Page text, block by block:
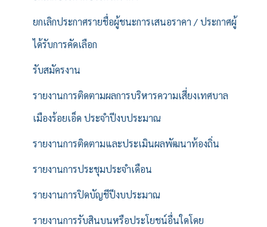
ยกเลิกประกาศรายชื่อผู้ชนะการเสนอราคา / ประกาศผู้
ได้รับการคัดเลือก
รับสมัครงาน
รายงานการติดตามผลการบริหารความเสี่ยงเทศบาล
เมืองร้อยเอ็ด ประจำปีงบประมาณ
รายงานการติดตามและประเมินผลพัฒนาท้องถิ่น
รายงานการประชุมประจำเดือน
รายงานการปิดบัญชีปีงบประมาณ
รายงานการรับสินบนหรือประโยชน์อื่นใดโดย